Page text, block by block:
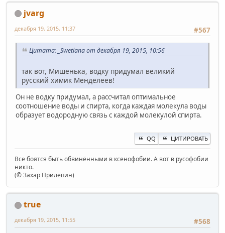
jvarg
#567
декабря 19, 2015, 11:37
Цитата: _Swetlana от декабря 19, 2015, 10:56
так вот, Мишенька, водку придумал великий
русский химик Менделеев!
Он не водку придумал, а рассчитал оптимальное
соотношение воды и спирта, когда каждая молекула воды
образует водородную связь с каждой молекулой спирта.
QQ ЦИТИРОВАТЬ
Все боятся быть обвинёнными в ксенофобии. А вот в русофобии
никто.
(© Захар Прилепин)
true
#568
декабря 19, 2015, 11:55